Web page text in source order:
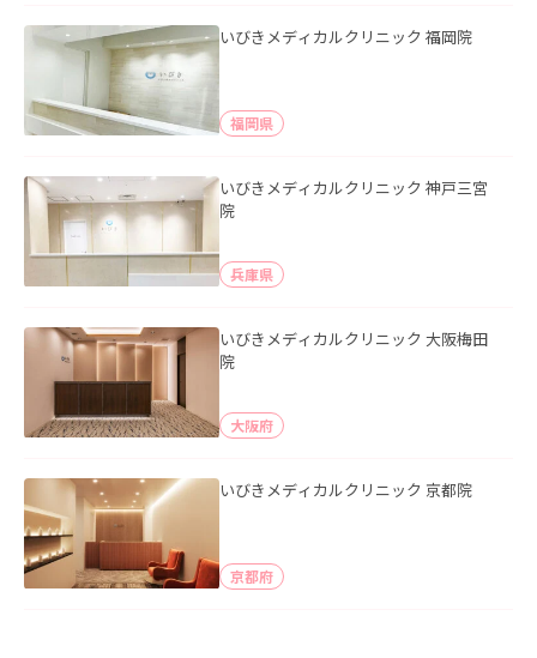
いびきメディカルクリニック 福岡院
福岡県
いびきメディカルクリニック 神戸三宮
院
兵庫県
いびきメディカルクリニック 大阪梅田
院
大阪府
いびきメディカルクリニック 京都院
京都府